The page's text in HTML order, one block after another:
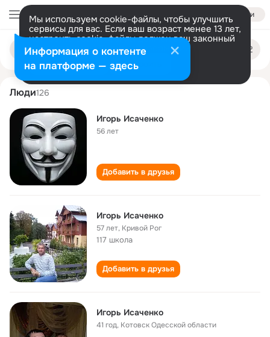
Войти
Мы используем cookie-файлы, чтобы улучшить
сервисы для вас. Если ваш возраст менее 13 лет,
настроить cookie-файлы должен ваш законный
представитель. Больше информации
Разрешить все Настроить
Поиск
людям
igor isachenko
Люди126
Игорь Исаченко
56 лет
Добавить в друзья
Игорь Исаченко
57 лет, Кривой Рог
117 школа
Добавить в друзья
Игорь Исаченко
41 год, Котовск Одесской области
Информация о контенте
на платформе — здесь